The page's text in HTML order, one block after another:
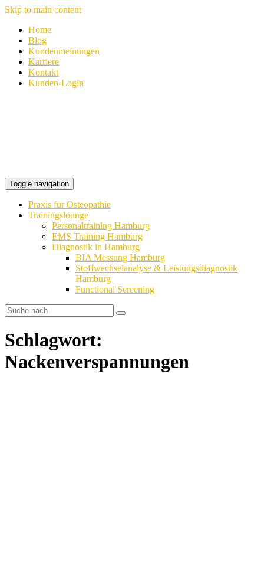
Skip to main content
Home
Blog
Kundenmeinungen
Karriere
Kontakt
Kunden-Login
Toggle navigation
Praxis für Osteopathie
Trainingslounge
Personaltraining Hamburg
EMS Training Hamburg
Diagnostik in Hamburg
BIA Messung Hamburg
Stoffwechselanalyse & Leistungsdiagnostik
Hamburg
Functional Screening
Schlagwort:
Nackenverspannungen